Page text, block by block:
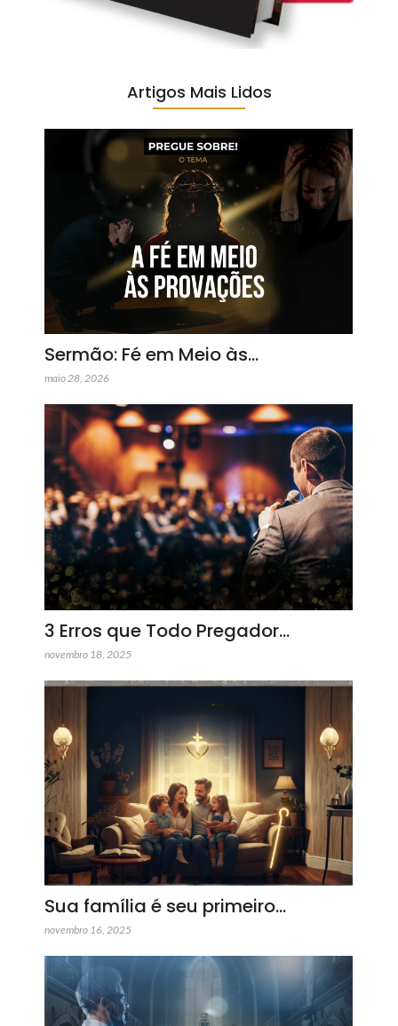
Artigos Mais Lidos
Sermão: Fé em Meio às…
maio 28, 2026
3 Erros que Todo Pregador…
novembro 18, 2025
Sua família é seu primeiro…
novembro 16, 2025